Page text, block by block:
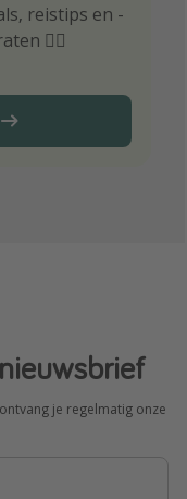
reistips en -
🏴‍☠️
de beste
je regelmatig onze